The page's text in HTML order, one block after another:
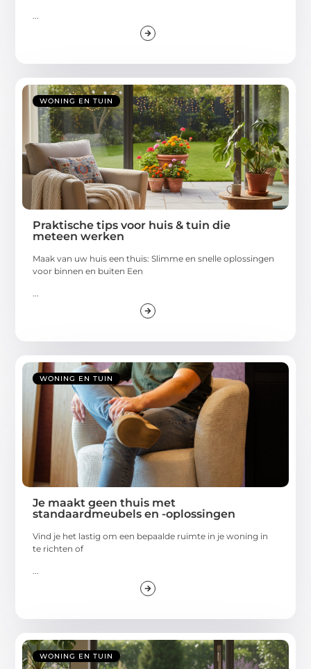
...
WONING EN TUIN
Praktische tips voor huis & tuin die
meteen werken
Maak van uw huis een thuis: Slimme en snelle oplossingen
voor binnen en buiten Een
...
WONING EN TUIN
Je maakt geen thuis met
standaardmeubels en -oplossingen
Vind je het lastig om een bepaalde ruimte in je woning in
te richten of
...
WONING EN TUIN